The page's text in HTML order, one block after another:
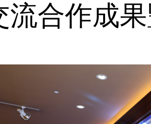
流合作成